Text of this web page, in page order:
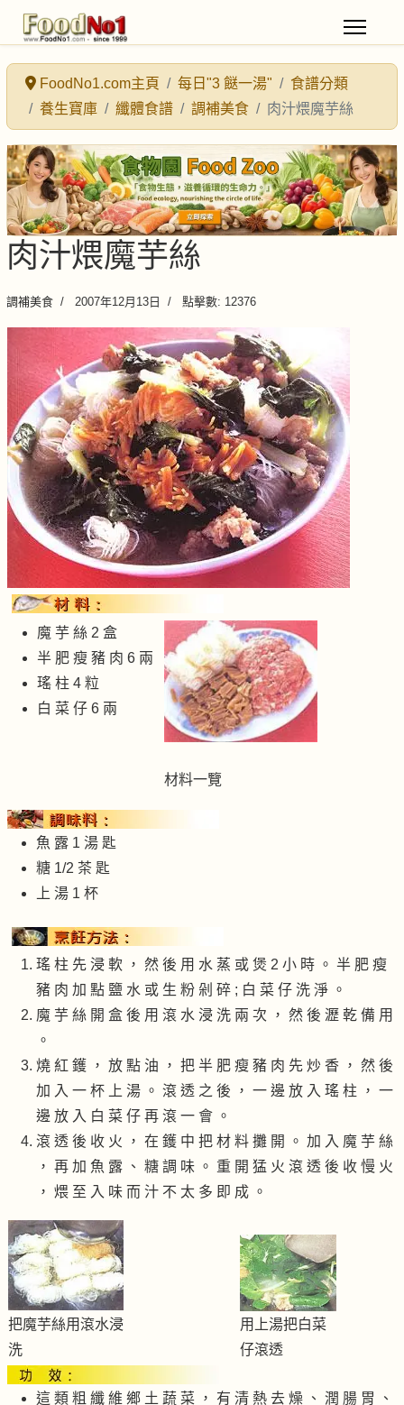
FoodNo1.com主頁 每日"3 餸一湯"
食譜分類
養生寶庫
纖體食譜 調補美食 肉汁煨魔芋絲
肉汁煨魔芋絲
調補美食 2007年12月13日 點擊數: 12376
魔 芋 絲 2 盒
半 肥 瘦 豬 肉 6 兩
瑤 柱 4 粒
白 菜 仔 6 兩
材料一覽
魚 露 1 湯 匙
糖 1/2 茶 匙
上 湯 1 杯
瑤 柱 先 浸 軟 ， 然 後 用 水 蒸 或 煲 2 小 時 。 半 肥 瘦
豬 肉 加 點 鹽 水 或 生 粉 剁 碎 ; 白 菜 仔 洗 淨 。
魔 芋 絲 開 盒 後 用 滾 水 浸 洗 兩 次 ， 然 後 瀝 乾 備 用
。
燒 紅 鑊 ， 放 點 油 ， 把 半 肥 瘦 豬 肉 先 炒 香 ， 然 後
加 入 一 杯 上 湯 。 滾 透 之 後 ， 一 邊 放 入 瑤 柱 ， 一
邊 放 入 白 菜 仔 再 滾 一 會 。
滾 透 後 收 火 ， 在 鑊 中 把 材 料 攤 開 。 加 入 魔 芋 絲
， 再 加 魚 露 、 糖 調 味 。 重 開 猛 火 滾 透 後 收 慢 火
， 煨 至 入 味 而 汁 不 太 多 即 成 。
把魔芋絲用滾水浸
洗
用上湯把白菜
仔滾透
這 類 粗 纖 維 鄉 土 蔬 菜 ， 有 清 熱 去 燥 、 潤 腸 胃 、